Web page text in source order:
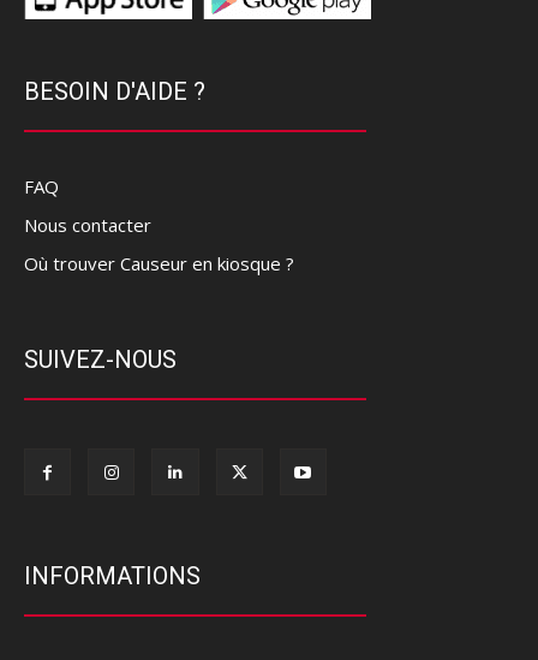
BESOIN D'AIDE ?
FAQ
Nous contacter
Où trouver Causeur en kiosque ?
SUIVEZ-NOUS
INFORMATIONS